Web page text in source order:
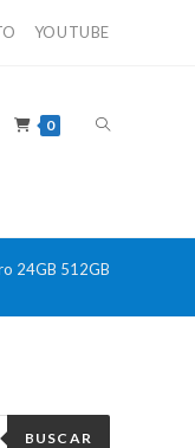
YOUTUBE
0 ALTERNAR
BÚSQUEDA
24GB 512GB
BUSCAR